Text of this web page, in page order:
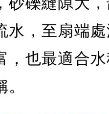
水，至扇端
，也最適合